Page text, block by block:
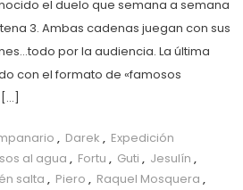
el duelo que semana a semana
3. Ambas cadenas juegan con sus
por la audiencia. La última
con el formato de «famosos
, Darek , Expedición
al agua , Fortu , Guti , Jesulín ,
salta , Piero , Raquel Mosquera ,